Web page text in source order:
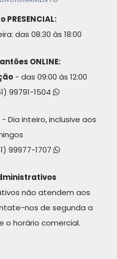
das 08:30 às 18:00
ONLINE:
- das 09:00 às 12:00
99791-1504
- Dia inteiro, inclusive aos
99977-1707
não atendem aos
nos de segunda a
o horário comercial.